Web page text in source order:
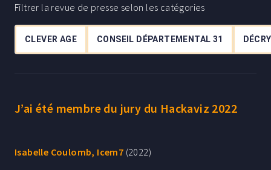
Filtrer la revue de presse selon les catégories
CLEVER AGE CONSEIL DÉPARTEMENTAL 31
J’ai été membre du jury du Hackaviz 2022
Isabelle Coulomb, Icem7 (2022)